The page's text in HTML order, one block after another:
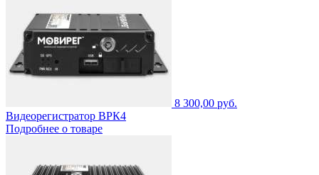
8 300,00 руб.
Видеорегистратор ВРК4
Подробнее о товаре